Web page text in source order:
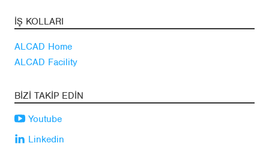
İŞ KOLLARI
ALCAD Home
ALCAD Facility
BIZI TAKIP EDIN
Youtube
Linkedin